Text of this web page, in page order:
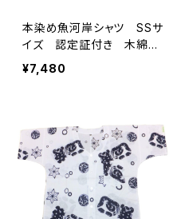
本染め魚河岸シャツ SSサ
イズ 認定証付き 木綿
晒 涼麻柄 白×紺 日本
製 注染そめ 浴衣生地
焼津 浜通り 港町
¥7,480